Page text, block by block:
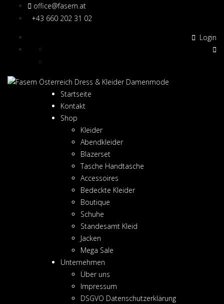
office@fasem.at
+43 660 202 31 02
Login
Startseite
Kontakt
Shop
Kleider
Abendkleider
Blazerset
Tasche Handtasche
Accessoires
Bedeckte Kleider
Boutique
Schuhe
Standesamt Kleid
Jacken
Mega Sale
Unternehmen
Über uns
Impressum
DSGVO Datenschutzerklärung